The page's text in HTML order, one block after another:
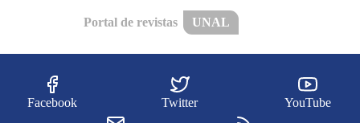
Portal de revistas UNAL
Facebook Twitter YouTube